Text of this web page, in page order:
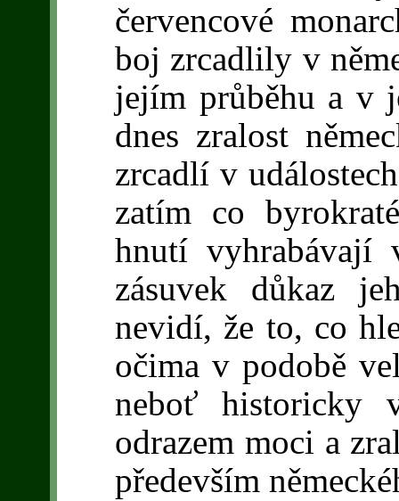
červencové
boj zrcadlily v
jejím průběhu a v
dnes zralost
zrcadlí v
zatím co
hnutí vyhrabávají
zásuvek důkaz
nevidí, že to, co
očima v podobě
neboť historicky
odrazem moci a
především